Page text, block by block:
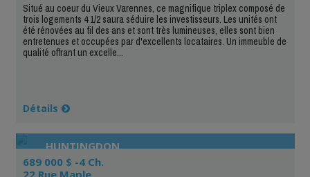
Situé au coeur du Vieux Varennes, ce magnifique triplex composé de
trois logements 4 1/2 saura séduire les investisseurs. Les unités ont
été rénovées au fil des ans et sont très lumineuses, elles sont bien
entretenues et occupées par d'excellents locataires. Un immeuble de
qualité offrant un excelle...
Détails
HUNTINGDON
689 000 $ -4 Ch.
22 Rue Maple